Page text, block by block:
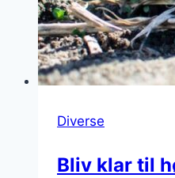
Diverse
Bliv klar til